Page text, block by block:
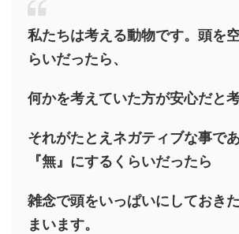
私たちは考える動物です。頭を
らいだったら、
何かを考えていた方が安心だと
それがたとえネガティブな事であ
『無』にするくらいだったら
雑念で頭をいっぱいにしておき
まいます。